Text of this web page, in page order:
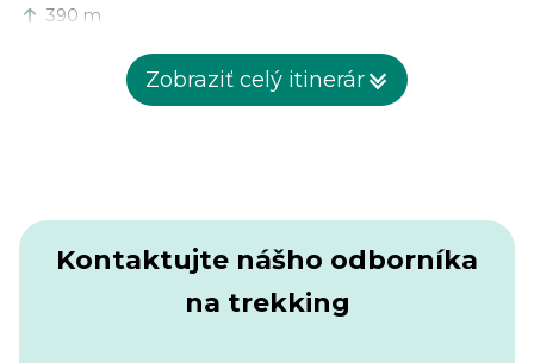
390 m
Druhý deň bude pomerne ľahký deň turistiky, pretože
Zobraziť celý itinerár
Kontaktujte nášho odborníka
na trekking